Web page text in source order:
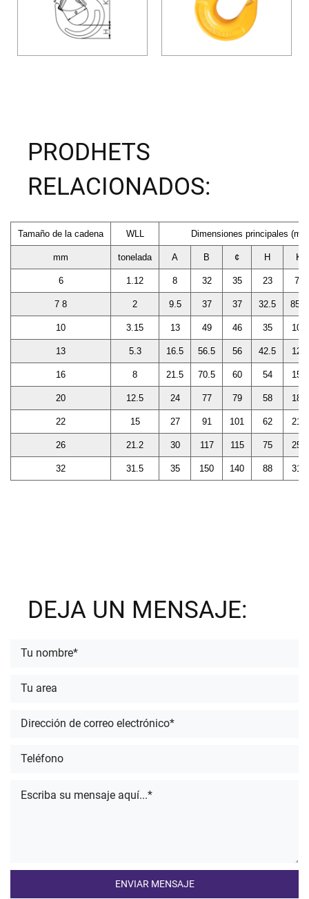
PRODHETS
RELACIONADOS:
Tamaño de la cadena WLL Dimensiones principales
mm tonelada A B ¢ H K
6 1.12 8 32 35 23 76
7 8 2 9.5 37 37 32.5 85.5
10 3.15 13 49 46 35 104
13 5.3 16.5 56.5 56 42.5 128
16 8 21.5 70.5 60 54 150
20 12.5 24 77 79 58 180
22 15 27 91 101 62 213
26 21.2 30 117 115 75 250
32 31.5 35 150 140 88 317
DEJA UN MENSAJE: